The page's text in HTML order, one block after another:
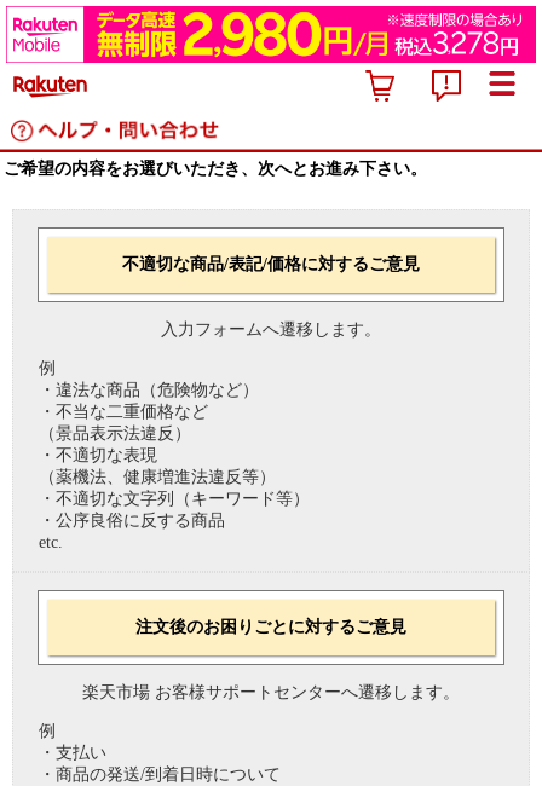
ご希望の内容をお選びいただき、次へとお進み下さい。
不適切な商品/表記/価格に対するご意見
入力フォームへ遷移します。
例
・違法な商品（危険物など）
・不当な二重価格など
（景品表示法違反）
・不適切な表現
（薬機法、健康増進法違反等）
・不適切な文字列（キーワード等）
・公序良俗に反する商品
etc.
注文後のお困りごとに対するご意見
楽天市場 お客様サポートセンターへ遷移します。
例
・支払い
・商品の発送/到着日時について